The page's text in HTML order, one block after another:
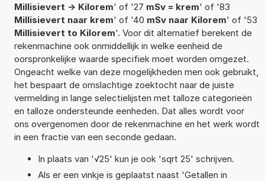
Millisievert -> Kilorem' of '27 mSv = krem' of '83
Millisievert naar krem' of '40 mSv naar Kilorem' of '53
Millisievert to Kilorem'. Voor dit alternatief berekent de
rekenmachine ook onmiddellijk in welke eenheid de
oorspronkelijke waarde specifiek moet worden omgezet.
Ongeacht welke van deze mogelijkheden men ook gebruikt,
het bespaart de omslachtige zoektocht naar de juiste
vermelding in lange selectielijsten met talloze categorieën
en talloze ondersteunde eenheden. Dat alles wordt voor
ons overgenomen door de rekenmachine en het werk wordt
in een fractie van een seconde gedaan.
In plaats van '√25' kun je ook 'sqrt 25' schrijven.
Als er een vinkje is geplaatst naast 'Getallen in